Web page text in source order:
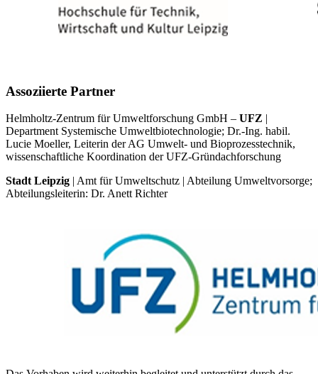
Assoziierte Partner
Helmholtz-Zentrum für Umweltforschung GmbH – UFZ |
Department Systemische Umweltbiotechnologie; Dr.-Ing. habil.
Lucie Moeller, Leiterin der AG Umwelt- und Bioprozesstechnik,
wissenschaftliche Koordination der UFZ-Gründachforschung
Stadt Leipzig | Amt für Umweltschutz | Abteilung Umweltvorsorge;
Abteilungsleiterin: Dr. Anett Richter